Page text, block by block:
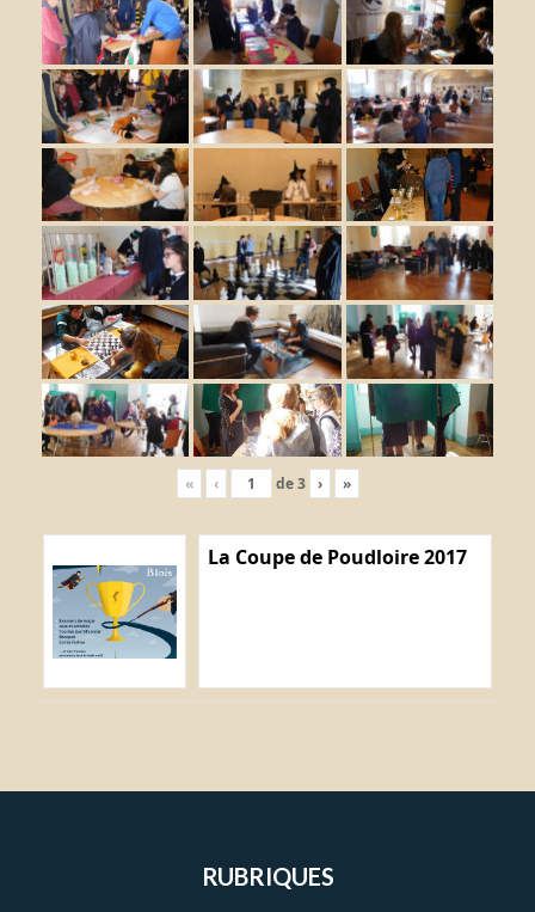
« ‹ de3 › »
La Coupe de Poudloire 2017
RUBRIQUES